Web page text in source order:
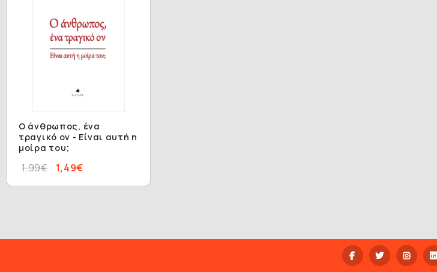
Ο άνθρωπος, ένα
τραγικό ον - Είναι αυτή η
μοίρα του;
1,49€
1,99€